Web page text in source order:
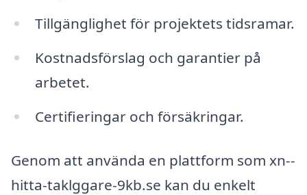
Tillgänglighet för projektets tidsramar.
Kostnadsförslag och garantier på
arbetet.
Certifieringar och försäkringar.
Genom att använda en plattform som xn--
hitta-taklggare-9kb.se kan du enkelt